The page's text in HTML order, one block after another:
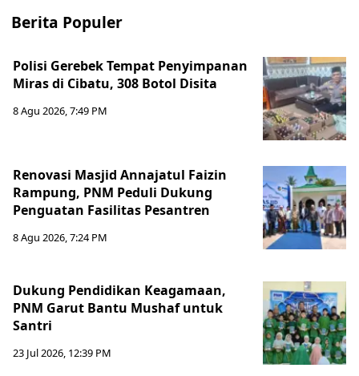
Berita Populer
Polisi Gerebek Tempat Penyimpanan
Miras di Cibatu, 308 Botol Disita
8 Agu 2026, 7:49 PM
Renovasi Masjid Annajatul Faizin
Rampung, PNM Peduli Dukung
Penguatan Fasilitas Pesantren
8 Agu 2026, 7:24 PM
Dukung Pendidikan Keagamaan,
PNM Garut Bantu Mushaf untuk
Santri
23 Jul 2026, 12:39 PM